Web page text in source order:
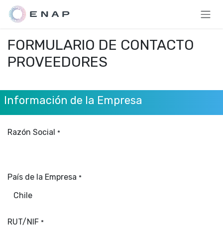
Ir al contenido
FORMULARIO DE CONTACTO
PROVEEDORES
Información de la Empresa
Razón Social *
País de la Empresa *
RUT/NIF *